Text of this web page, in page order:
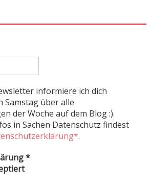
informiere ich dich
Samstag über alle
der Woche auf dem Blog :).
in Sachen Datenschutz findest
.
*